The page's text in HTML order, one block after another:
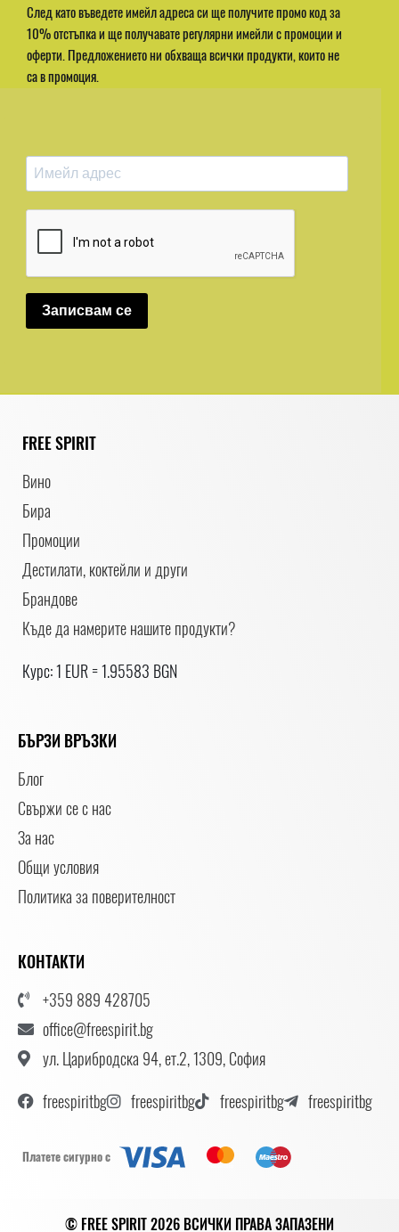
След като въведете имейл адреса си ще получите промо код за
10% отстъпка и ще получавате регулярни имейли с промоции и
оферти. Предложението ни обхваща всички продукти, които не
са в промоция.
Записвам се
FREE SPIRIT
Вино
Бира
Промоции
Дестилати, коктейли и други
Брандове
Къде да намерите нашите продукти?
Курс: 1 EUR = 1.95583 BGN
БЪРЗИ ВРЪЗКИ
Блог
Свържи се с нас
За нас
Общи условия
Политика за поверителност
КОНТАКТИ
+359 889 428705
office@freespirit.bg
ул. Царибродска 94, ет.2, 1309, София
freespiritbg
freespiritbg freespiritbg freespiritbg
Платете сигурно с
© FREE SPIRIT 2026 ВСИЧКИ ПРАВА ЗАПАЗЕНИ